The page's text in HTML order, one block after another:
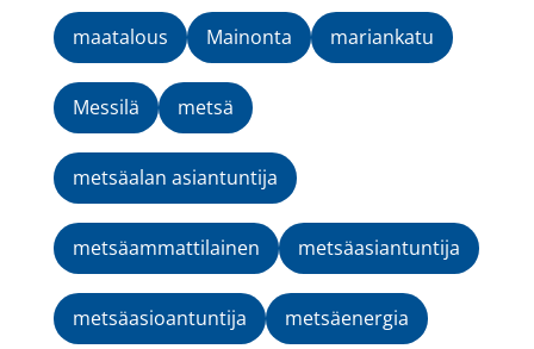
maatalous Mainonta mariankatu
Messilä metsä
metsäalan asiantuntija
metsäammattilainen metsäasiantuntija
metsäasioantuntija metsäenergia